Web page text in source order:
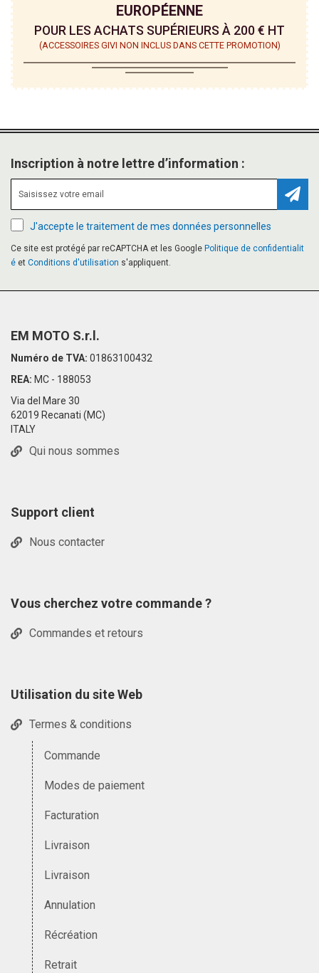
EUROPÉENNE
POUR LES ACHATS SUPÉRIEURS À 200 € HT
(ACCESSOIRES GIVI NON INCLUS DANS CETTE PROMOTION)
Inscription à notre lettre d’information :
J'accepte le traitement de mes données personnelles
Ce site est protégé par reCAPTCHA et les Google Politique de confidentialit
é et Conditions d'utilisation s'appliquent.
EM MOTO S.r.l.
Numéro de TVA: 01863100432
REA: MC - 188053
Via del Mare 30
62019 Recanati (MC)
ITALY
Qui nous sommes
Support client
Nous contacter
Vous cherchez votre commande ?
Commandes et retours
Utilisation du site Web
Termes & conditions
Commande
Modes de paiement
Facturation
Livraison
Livraison
Annulation
Récréation
Retrait